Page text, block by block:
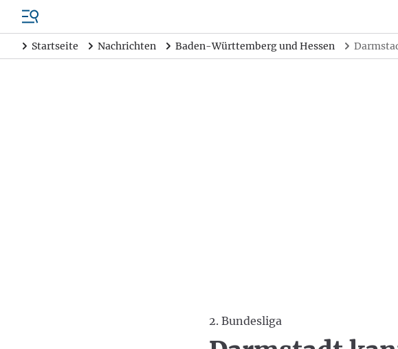
Startseite Nachrichten Baden-Württemberg und Hessen
2. Bundesliga